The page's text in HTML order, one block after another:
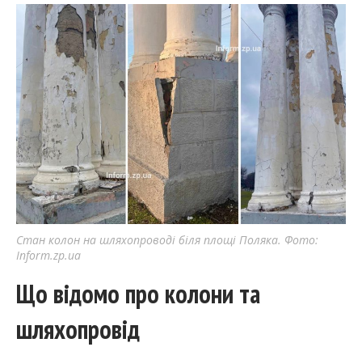
Стан колон на шляхопроводі біля площі Поляка. Фото:
Inform.zp.ua
Що відомо про колони та
шляхопровід